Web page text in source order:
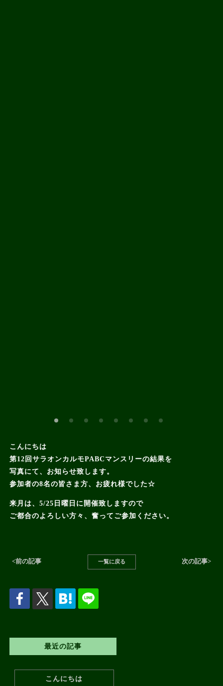
こんにちは
第12回サラオンカルモPABCマンスリーの結果を
写真にて、お知らせ致します。
参加者の8名の皆さま方、お疲れ様でした☆
来月は、5/25日曜日に開催致しますので
ご都合のよろしい方々、奮ってご参加ください。
<前の記事 一覧に戻る 次の記事>
最近の記事
こんにちは